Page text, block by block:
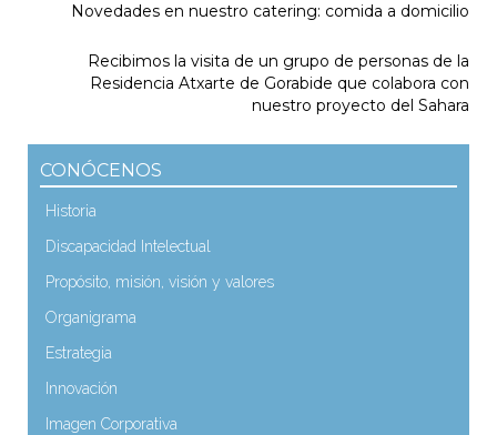
Novedades en nuestro catering: comida a domicilio
Recibimos la visita de un grupo de personas de la
Residencia Atxarte de Gorabide que colabora con
nuestro proyecto del Sahara
CONÓCENOS
Historia
Discapacidad Intelectual
Propósito, misión, visión y valores
Organigrama
Estrategia
Innovación
Imagen Corporativa